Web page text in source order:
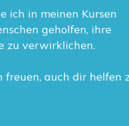
ich in meinen Kursen
geholfen, ihre
zu verwirklichen.
freuen, auch dir helfen